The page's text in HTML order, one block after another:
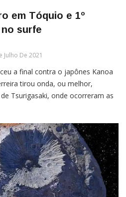
em Tóquio e 1º
surfe
Julho De 2021
a final contra o japônes Kanoa
tirou onda, ou melhor,
Tsurigasaki, onde ocorreram as
estreante nos […]